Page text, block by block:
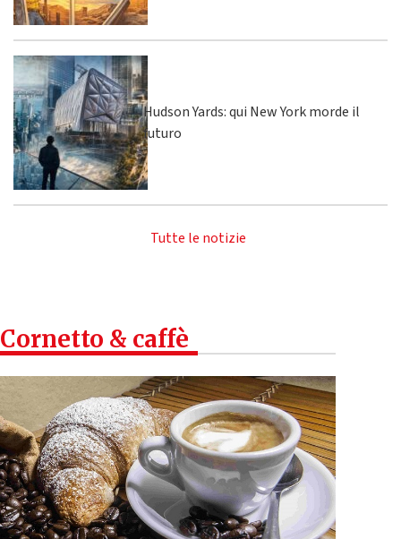
Hudson Yards: qui New York morde il
futuro
Tutte le notizie
Cornetto & caffè